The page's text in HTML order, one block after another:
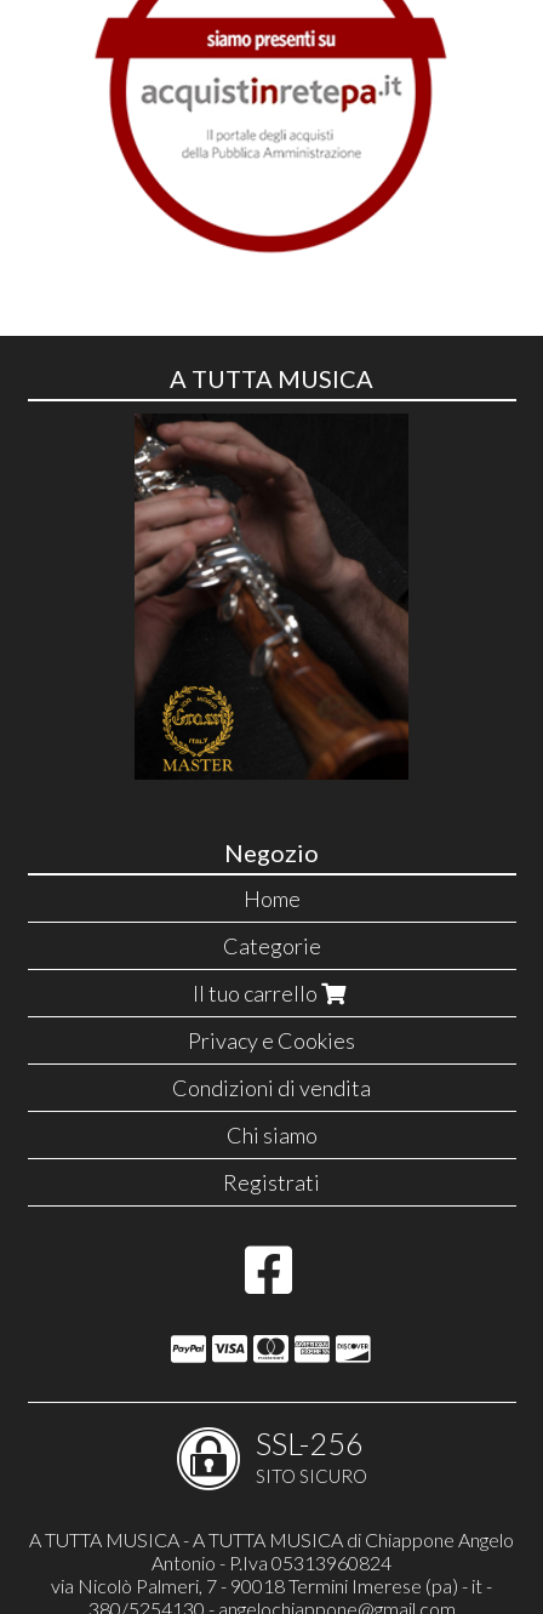
A TUTTA MUSICA
Negozio
Home
Categorie
Il tuo carrello
Privacy e Cookies
Condizioni di vendita
Chi siamo
Registrati
SSL-256
SITO SICURO
A TUTTA MUSICA - A TUTTA MUSICA di Chiappone Angelo
Antonio - P.Iva 05313960824
via Nicolò Palmeri, 7 - 90018 Termini Imerese (pa) - it -
380/5254130 - angelochiappone@gmail.com